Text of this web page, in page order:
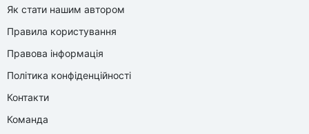
Як стати нашим автором
Правила користування
Правова інформація
Політика конфіденційності
Контакти
Команда